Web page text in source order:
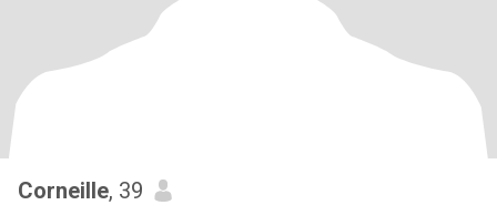
Corneille, 39